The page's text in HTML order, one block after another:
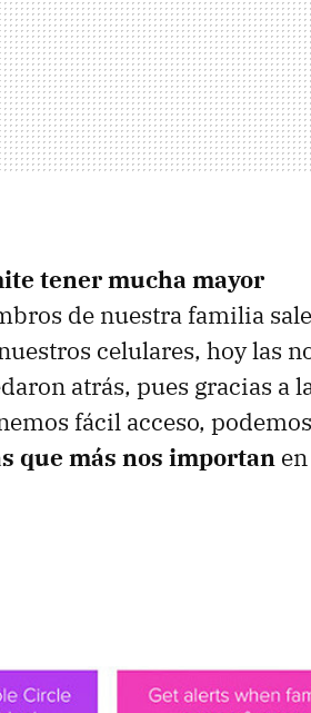
tener mucha mayor
de nuestra familia
celulares, hoy las
atrás, pues gracias a
fácil acceso, podemos
que más nos importan